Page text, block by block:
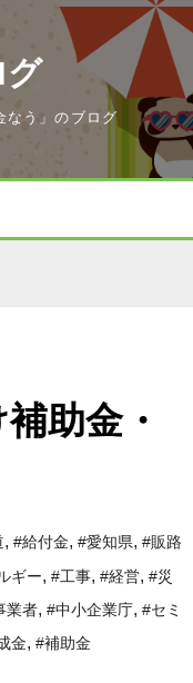
グ
なう」のブログ
助金・
, #給付金, #愛知県, #販路
ギー, #工事, #経営, #災
業者, #中小企業庁, #セミ
金, #補助金